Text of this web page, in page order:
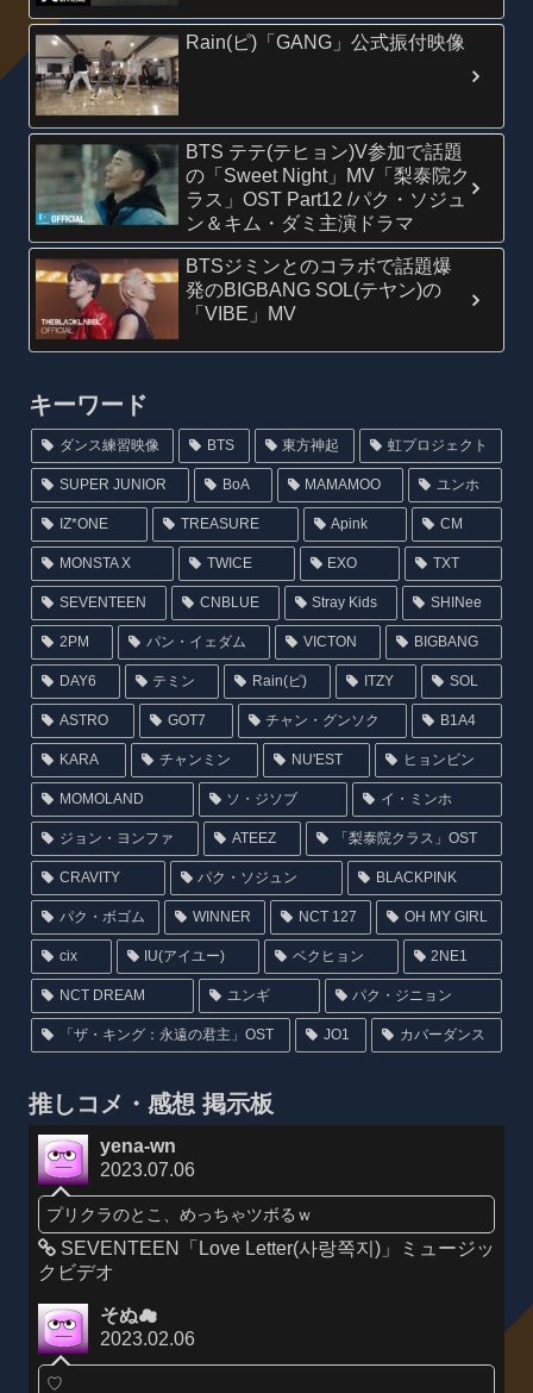
Rain(ピ)「GANG」公式振付映像
BTS テテ(テヒョン)V参加で話題
の「Sweet Night」MV「梨泰院ク
ラス」OST Part12 /パク・ソジュ
ン＆キム・ダミ主演ドラマ
BTSジミンとのコラボで話題爆
発のBIGBANG SOL(テヤン)の
「VIBE」MV
キーワード
ダンス練習映像 BTS 東方神起 虹プロジェクト
SUPER JUNIOR BoA MAMAMOO ユンホ
IZ*ONE TREASURE Apink CM
MONSTA X TWICE EXO TXT
SEVENTEEN CNBLUE Stray Kids SHINee
2PM パン・イェダム VICTON BIGBANG
DAY6 テミン Rain(ピ) ITZY SOL
ASTRO GOT7 チャン・グンソク B1A4
KARA チャンミン NU'EST ヒョンビン
MOMOLAND ソ・ジソブ イ・ミンホ
ジョン・ヨンファ ATEEZ 「梨泰院クラス」OST
CRAVITY パク・ソジュン BLACKPINK
パク・ボゴム WINNER NCT 127 OH MY GIRL
cix IU(アイユー) ベクヒョン 2NE1
NCT DREAM ユンギ パク・ジニョン
「ザ・キング：永遠の君主」OST JO1 カバーダンス
推しコメ・感想 掲示板
yena-wn
2023.07.06
プリクラのとこ、めっちゃツボるｗ
SEVENTEEN「Love Letter(사랑쪽지)」ミュージッ
クビデオ
そぬ☁
2023.02.06
♡